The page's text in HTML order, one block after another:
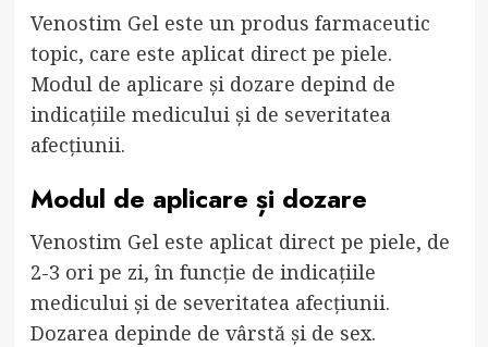
Venostim Gel este un produs farmaceutic
topic, care este aplicat direct pe piele.
Modul de aplicare și dozare depind de
indicațiile medicului și de severitatea
afecțiunii.
Modul de aplicare și dozare
Venostim Gel este aplicat direct pe piele, de
2-3 ori pe zi, în funcție de indicațiile
medicului și de severitatea afecțiunii.
Dozarea depinde de vârstă și de sex.